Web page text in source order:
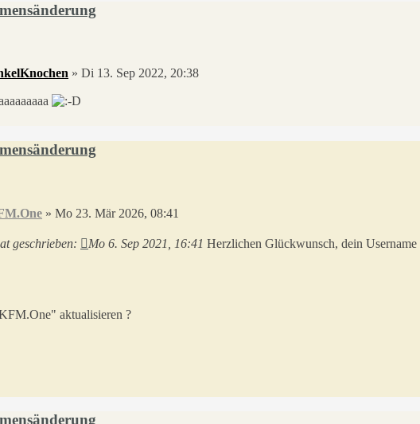
»Di 13. Sep 2022, 20:38
»Mo 23. Mär 2026, 08:41
geschrieben: Mo 6. Sep 2021, 16:41 Herzlichen Glückwunsch, dein
aktualisieren ?